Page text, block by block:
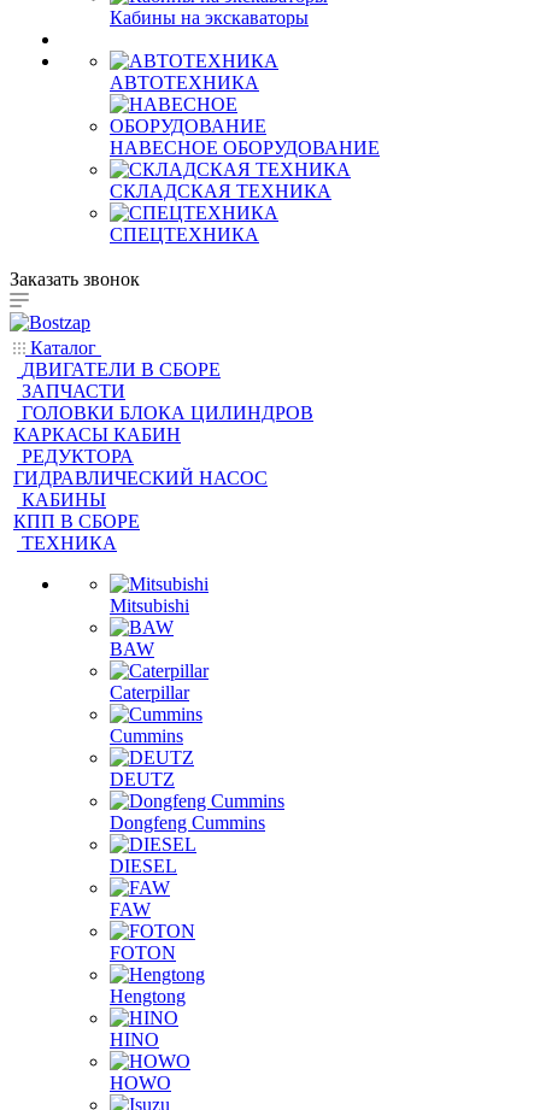
Кабины на экскаваторы
АВТОТЕХНИКА
НАВЕСНОЕ ОБОРУДОВАНИЕ
СКЛАДСКАЯ ТЕХНИКА
СПЕЦТЕХНИКА
Заказать звонок
Каталог
ДВИГАТЕЛИ В СБОРЕ
ЗАПЧАСТИ
ГОЛОВКИ БЛОКА ЦИЛИНДРОВ
КАРКАСЫ КАБИН
РЕДУКТОРА
ГИДРАВЛИЧЕСКИЙ НАСОС
КАБИНЫ
КПП В СБОРЕ
ТЕХНИКА
Mitsubishi
BAW
Caterpillar
Cummins
DEUTZ
Dongfeng Cummins
DIESEL
FAW
FOTON
Hengtong
HINO
HOWO